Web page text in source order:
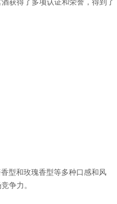
获得了多项认证和荣誉，得到了
型和玫瑰香型等多种口感和风
争力。